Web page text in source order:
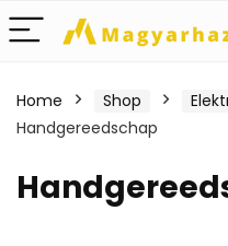
Home Shop
Handgereedschap